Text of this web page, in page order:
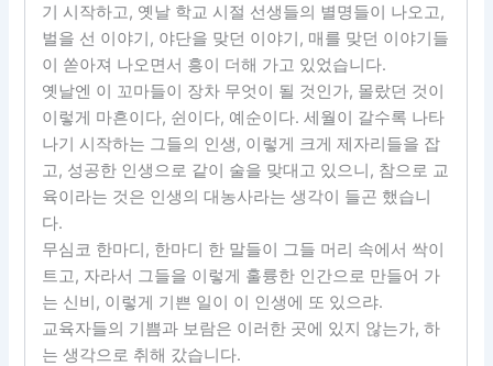
기 시작하고, 옛날 학교 시절 선생들의 별명들이 나오고,
벌을 선 이야기, 야단을 맞던 이야기, 매를 맞던 이야기들
이 쏟아져 나오면서 흥이 더해 가고 있었습니다.
옛날엔 이 꼬마들이 장차 무엇이 될 것인가, 몰랐던 것이
이렇게 마흔이다, 쉰이다, 예순이다. 세월이 갈수록 나타
나기 시작하는 그들의 인생, 이렇게 크게 제자리들을 잡
고, 성공한 인생으로 같이 술을 맞대고 있으니, 참으로 교
육이라는 것은 인생의 대농사라는 생각이 들곤 했습니
다.
무심코 한마디, 한마디 한 말들이 그들 머리 속에서 싹이
트고, 자라서 그들을 이렇게 훌륭한 인간으로 만들어 가
는 신비, 이렇게 기쁜 일이 이 인생에 또 있으랴.
교육자들의 기쁨과 보람은 이러한 곳에 있지 않는가, 하
는 생각으로 취해 갔습니다.